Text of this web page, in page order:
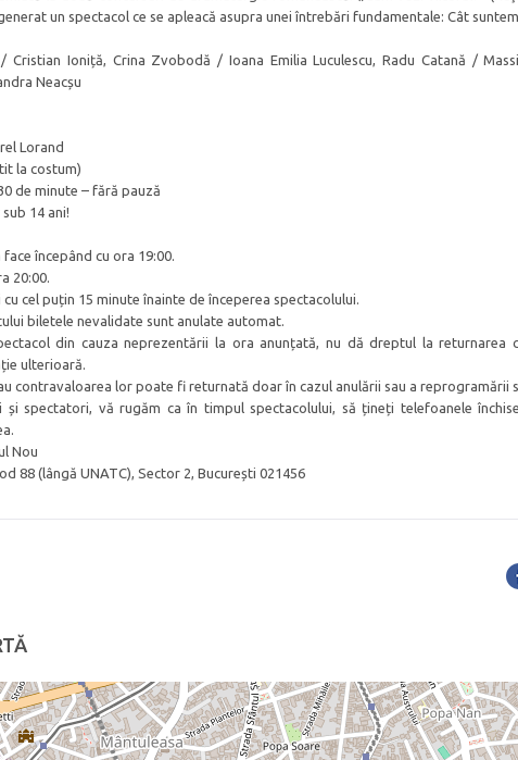
un spectacol ce se apleacă asupra unei întrebări fundamentale: Cât
Ioniță, Crina Zvobodă / Ioana Emilia Luculescu, Radu Catană /
Neacșu
Lorand
la costum)
de minute – fără pauză
14 ani!
începând cu ora 19:00.
20:00.
cel puțin 15 minute înainte de începerea spectacolului.
biletele nevalidate sunt anulate automat.
din cauza neprezentării la ora anunțată, nu dă dreptul la returnarea
ulterioară.
contravaloarea lor poate fi returnată doar în cazul anulării sau a reprogramării
și spectatori, vă rugăm ca în timpul spectacolului, să țineți telefoanele
Nou
88 (lângă UNATC), Sector 2, București 021456